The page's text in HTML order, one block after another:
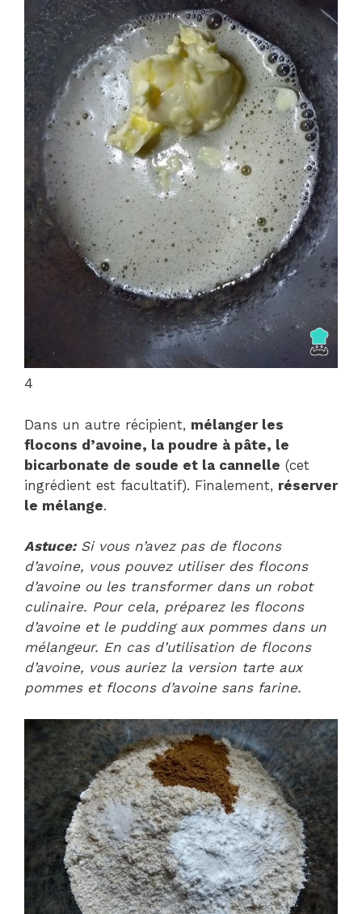
4
Dans un autre récipient, mélanger les
flocons d’avoine, la poudre à pâte, le
bicarbonate de soude et la cannelle (cet
ingrédient est facultatif). Finalement, réserver
le mélange.
Astuce:Si vous n’avez pas de flocons
d’avoine, vous pouvez utiliser des flocons
d’avoine ou les transformer dans un robot
culinaire. Pour cela, préparez les flocons
d’avoine et le pudding aux pommes dans un
mélangeur. En cas d’utilisation de flocons
d’avoine, vous auriez la version tarte aux
pommes et flocons d’avoine sans farine.